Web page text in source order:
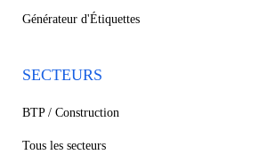
Générateur d'Étiquettes
SECTEURS
BTP / Construction
Tous les secteurs